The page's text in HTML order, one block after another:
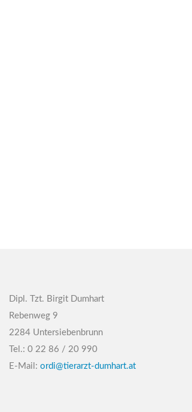
Dipl. Tzt. Birgit Dumhart
Rebenweg 9
2284 Untersiebenbrunn
Tel.: 0 22 86 / 20 990
E-Mail: ordi@tierarzt-dumhart.at